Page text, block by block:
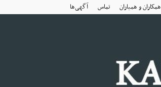
همکاران و همیاران تماس آگهی‌ها